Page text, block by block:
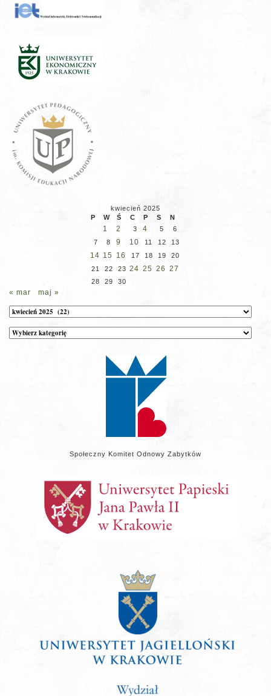
kwiecień 2025
P
W Ś C P S N
1 2 3 4 5
6
7
8 9 10 11 12 13
14 15 16 17 18 19
20
21
22 23 24 25 26 27
28 29 30
« mar maj »
Archiwum
Kategorie
wpisów
Społeczny Komitet Odnowy Zabytków